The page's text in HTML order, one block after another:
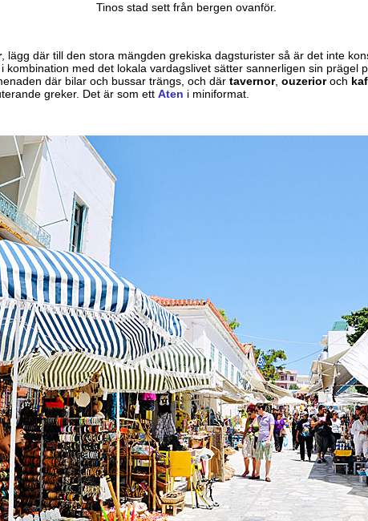
Tinos stad sett från bergen ovanför.
, lägg där till den stora mängden grekiska dagsturister så är det inte
kombination med det lokala vardagslivet sätter sannerligen sin prägel
där bilar och bussar trängs, och där tavernor, ouzerioroch
greker. Det är som ett Aten i miniformat.